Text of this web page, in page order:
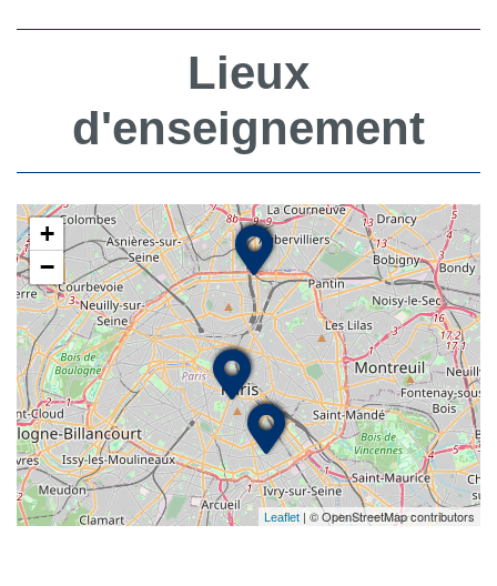
Lieux
d'enseignement
+
−
Leaflet | © OpenStreetMap contributors